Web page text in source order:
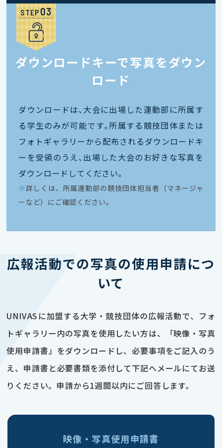
STEP
ダウンロードキーで写真をダウン
ロード
ダウンロードは､大会に出場した運動部に所属す
る学生のみが可能です｡所属する競技団体または
フォトギャラリーから配布されるダウンロードキ
ーを受領のうえ､出場した大会のお好きな写真を
ダウンロードしてください｡
※ 詳しくは、所属運動部の競技団体担当者（マネージャ
ーなど）にご確認ください。
広報活動での写真の使用申請につ
いて
UNIVASに加盟する大学・競技団体の広報活動で、フォ
トギャラリー内の写真を使用したい方は、「映像・写真
使用申請書」をダウンロードし、必要事項をご記入のう
え、申請書と必要書類を添付して下記へメールにてお送
りください。申請から1週間以内にご回答します。
映像・写真使用申請書